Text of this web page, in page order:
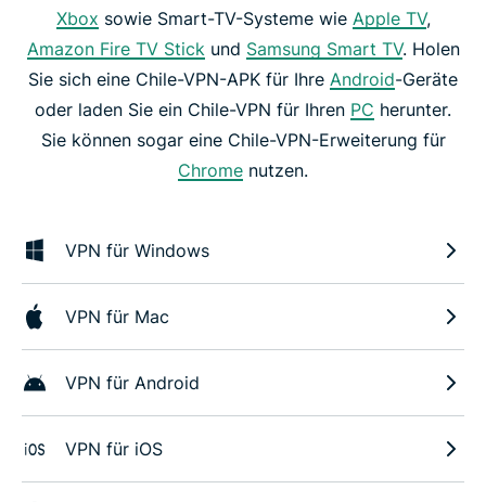
Xbox sowie Smart-TV-Systeme wie Apple TV,
Amazon Fire TV Stick und Samsung Smart TV. Holen
Sie sich eine Chile-VPN-APK für Ihre Android-Geräte
oder laden Sie ein Chile-VPN für Ihren PC herunter.
Sie können sogar eine Chile-VPN-Erweiterung für
Chrome nutzen.
VPN für Windows
VPN für Mac
VPN für Android
VPN für iOS